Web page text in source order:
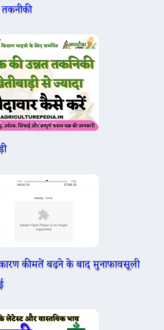
तकनीकी
कीमतें बढ़ने के बाद मुनाफावसूली